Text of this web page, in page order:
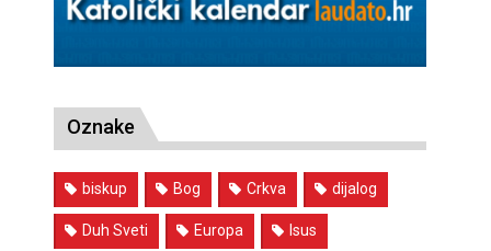
Oznake
biskup Bog Crkva dijalog
Duh Sveti Europa Isus